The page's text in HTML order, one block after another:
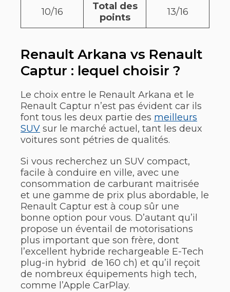
10/16
Total des
points
13/16
Renault Arkana vs Renault
Captur : lequel choisir ?
Le choix entre le Renault Arkana et le
Renault Captur n’est pas évident car ils
font tous les deux partie des meilleurs
SUV sur le marché actuel, tant les deux
voitures sont pétries de qualités.
Si vous recherchez un SUV compact,
facile à conduire en ville, avec une
consommation de carburant maitrisée
et une gamme de prix plus abordable, le
Renault Captur est à coup sûr une
bonne option pour vous. D’autant qu’il
propose un éventail de motorisations
plus important que son frère, dont
l’excellent hybride rechargeable E-Tech
plug-in hybrid de 160 ch) et qu’il reçoit
de nombreux équipements high tech,
comme l’Apple CarPlay.